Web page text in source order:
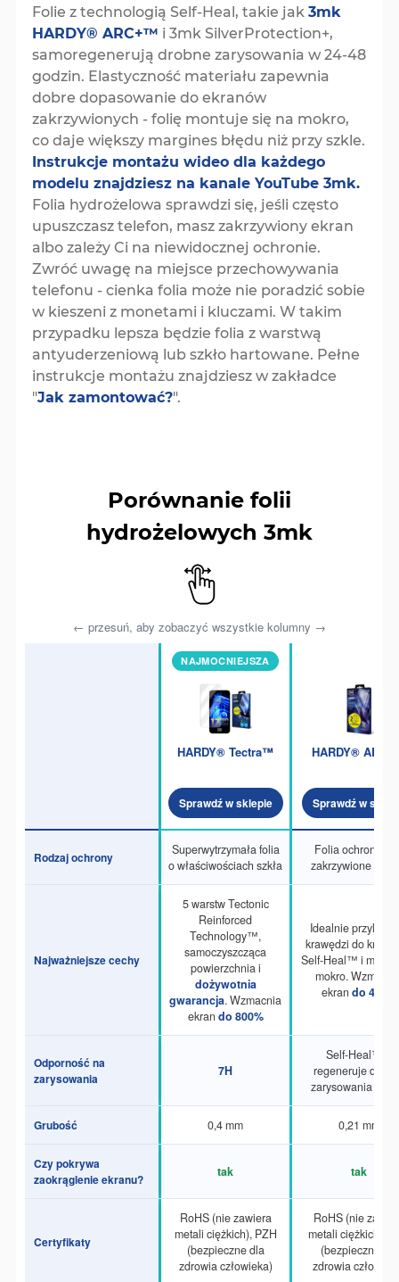
Folie z technologią Self-Heal, takie jak 3mk
HARDY® ARC+™ i 3mk SilverProtection+,
samoregenerują drobne zarysowania w 24-48
godzin. Elastyczność materiału zapewnia
dobre dopasowanie do ekranów
zakrzywionych - folię montuje się na mokro,
co daje większy margines błędu niż przy szkle.
Instrukcje montażu wideo dla każdego
modelu znajdziesz na kanale YouTube 3mk.
Folia hydrożelowa sprawdzi się, jeśli często
upuszczasz telefon, masz zakrzywiony ekran
albo zależy Ci na niewidocznej ochronie.
Zwróć uwagę na miejsce przechowywania
telefonu - cienka folia może nie poradzić sobie
w kieszeni z monetami i kluczami. W takim
przypadku lepsza będzie folia z warstwą
antyuderzeniową lub szkło hartowane. Pełne
instrukcje montażu znajdziesz w zakładce
"Jak zamontować?".
Porównanie folii
hydrożelowych 3mk
← przesuń, aby zobaczyć wszystkie kolumny →
NAJMOCNIEJSZA
HARDY® Tectra™
Sprawdź w sklepie
HARDY®
Sprawdź w
Rodzaj ochrony
Superwytrzymała folia
o właściwościach szkła
Folia ochronna
zakrzywione
Najważniejsze cechy
5 warstw Tectonic
Reinforced
Technology™,
samoczyszcząca
powierzchnia i
dożywotnia
gwarancja. Wzmacnia
ekran do 800%
Idealnie przylega
krawędzi do
Self-Heal™ i
mokro.
ekran do 400%
Odporność na
zarysowania
7H
Self-Heal™ –
regeneruje
zarysowania w
Grubość 0,4 mm 0,21 mm
Czy pokrywa
zaokrąglenie ekranu?
tak tak
Certyfikaty
RoHS (nie zawiera
metali ciężkich), PZH
(bezpieczne dla
zdrowia człowieka)
RoHS (nie
metali ciężkich),
(bezpieczne dla
zdrowia